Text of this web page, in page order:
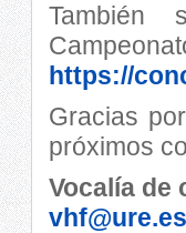
También
https://
Gracias
próximos
Vocalía de
vhf@ure.es